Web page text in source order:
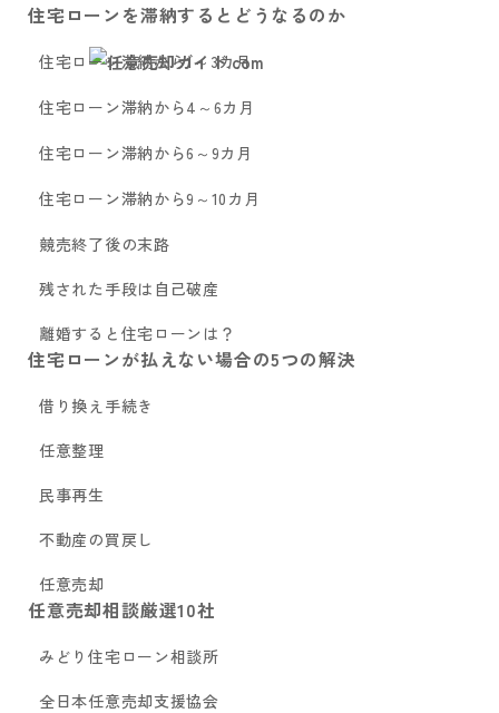
住宅ローンを滞納するとどうなるのか
住宅ローン滞納から1～3カ月
住宅ローン滞納から4～6カ月
住宅ローン滞納から6～9カ月
住宅ローン滞納から9～10カ月
競売終了後の末路
残された手段は自己破産
離婚すると住宅ローンは？
住宅ローンが払えない場合の5つの解決
借り換え手続き
任意整理
民事再生
不動産の買戻し
任意売却
任意売却相談厳選10社
みどり住宅ローン相談所
全日本任意売却支援協会